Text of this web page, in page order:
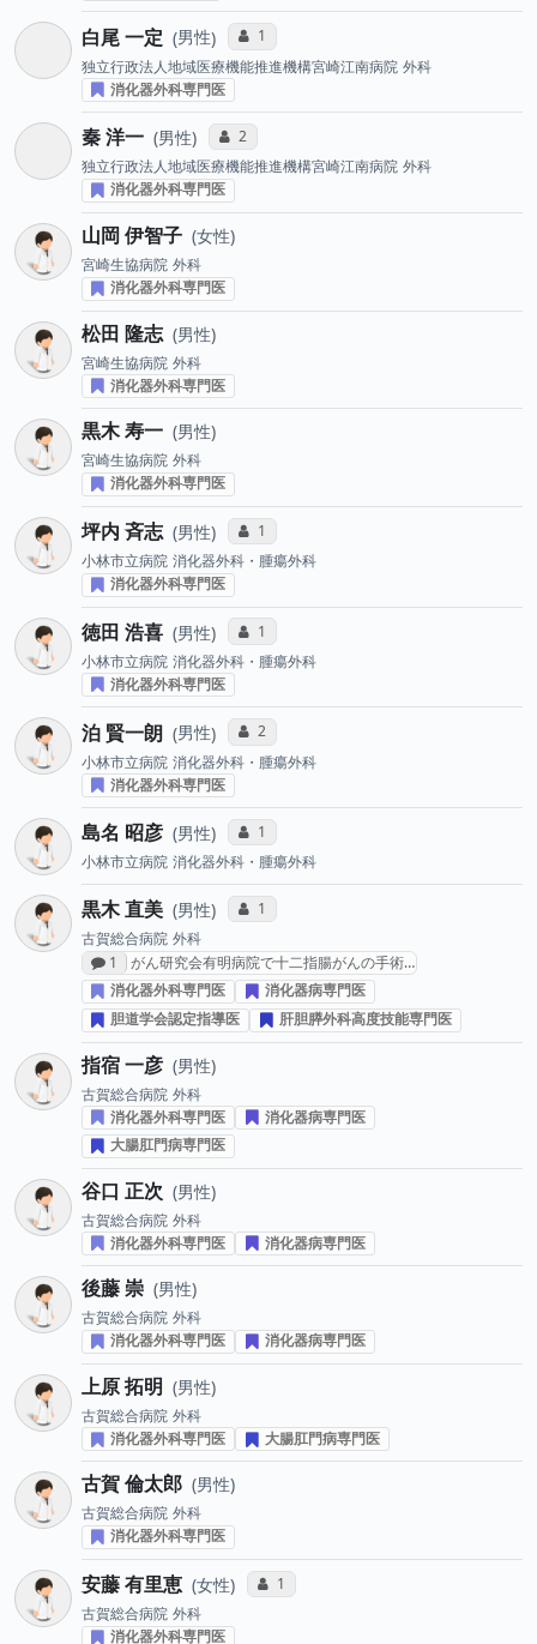
白尾 一定 男性 コミュニケーション・タイプ投票数
1
独立行政法人地域医療機能推進機構宮崎江南病院 外科
消化器外科専門医
秦 洋一 男性 コミュニケーション・タイプ投票数
2
独立行政法人地域医療機能推進機構宮崎江南病院 外科
消化器外科専門医
山岡 伊智子 女性
宮崎生協病院 外科
消化器外科専門医
松田 隆志 男性
宮崎生協病院 外科
消化器外科専門医
黒木 寿一 男性
宮崎生協病院 外科
消化器外科専門医
坪内 斉志 男性 コミュニケーション・タイプ投票数
1
小林市立病院 消化器外科・腫瘍外科
消化器外科専門医
徳田 浩喜 男性 コミュニケーション・タイプ投票数
1
小林市立病院 消化器外科・腫瘍外科
消化器外科専門医
泊 賢一朗 男性 コミュニケーション・タイプ投票数
2
小林市立病院 消化器外科・腫瘍外科
消化器外科専門医
島名 昭彦 男性 コミュニケーション・タイプ投票数
1
小林市立病院 消化器外科・腫瘍外科
黒木 直美 男性 コミュニケーション・タイプ投票数
1
古賀総合病院 外科
感想投稿数
1
がん研究会有明病院で十二指腸がんの手術…
消化器外科専門医
消化器病専門医
胆道学会認定指導医
肝胆膵外科高度技能専門医
指宿 一彦 男性
古賀総合病院 外科
消化器外科専門医
消化器病専門医
大腸肛門病専門医
谷口 正次 男性
古賀総合病院 外科
消化器外科専門医
消化器病専門医
後藤 崇 男性
古賀総合病院 外科
消化器外科専門医
消化器病専門医
上原 拓明 男性
古賀総合病院 外科
消化器外科専門医
大腸肛門病専門医
古賀 倫太郎 男性
古賀総合病院 外科
消化器外科専門医
安藤 有里恵 女性 コミュニケーション・タイプ投票数
1
古賀総合病院 外科
消化器外科専門医